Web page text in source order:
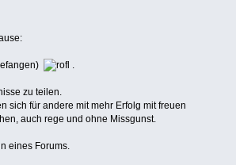
.
zu teilen.
sich für andere mit mehr Erfolg mit freuen
auch rege und ohne Missgunst.
eines Forums.